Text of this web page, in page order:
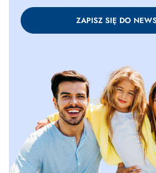
ZAPISZ SIĘ DO